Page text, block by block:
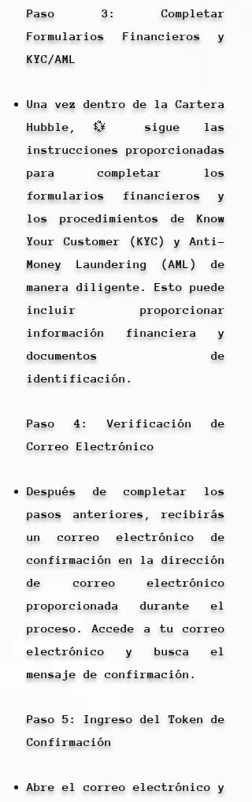
Paso 3: Completar
Formularios Financieros y
KYC/AML
Una vez dentro de la Cartera
Hubble,💱 sigue las
instrucciones proporcionadas
para completar los
formularios financieros y
los procedimientos de Know
Your Customer (KYC) y Anti-
Money Laundering (AML) de
manera diligente. Esto puede
incluir proporcionar
información financiera y
documentos de
identificación.
Paso 4: Verificación de
Correo Electrónico
Después de completar los
pasos anteriores, recibirás
un correo electrónico de
confirmación en la dirección
de correo electrónico
proporcionada durante el
proceso. Accede a tu correo
electrónico y busca el
mensaje de confirmación.
Paso 5: Ingreso del Token de
Confirmación
Abre el correo electrónico y